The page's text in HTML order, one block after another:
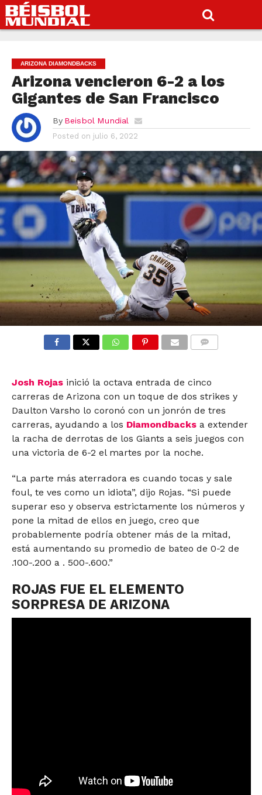
ARIZONA DIAMONDBACKS
Arizona vencieron 6-2 a los
Gigantes de San Francisco
By Beisbol Mundial
Posted on julio 6, 2022
Josh Rojasinició la octava entrada de cinco
carreras de Arizona con un toque de dos strikes y
Daulton Varsho lo coronó con un jonrón de tres
carreras, ayudando a los Diamondbacksa extender
la racha de derrotas de los Giants a seis juegos con
una victoria de 6-2 el martes por la noche.
“La parte más aterradora es cuando tocas y sale
foul, te ves como un idiota”, dijo Rojas. “Si puede
superar eso y observa estrictamente los números y
pone la mitad de ellos en juego, creo que
probablemente podría obtener más de la mitad,
está aumentando su promedio de bateo de 0-2 de
.100-.200 a . 500-.600.”
ROJAS FUE EL ELEMENTO
SORPRESA DE ARIZONA